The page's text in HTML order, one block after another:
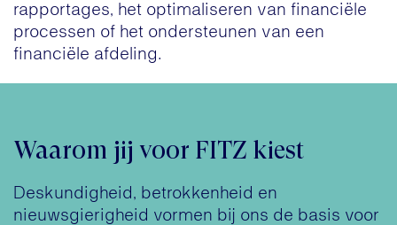
rapportages, het optimaliseren van financiële
processen of het ondersteunen van een
financiële afdeling.
Waarom jij voor FITZ kiest
Deskundigheid, betrokkenheid en
nieuwsgierigheid vormen bij ons de basis voor